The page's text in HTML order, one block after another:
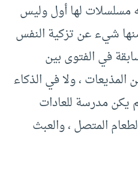
لها أول وليس
شيء عن تزكية النفس
في الفتوى بين
المذيعات ، ولا في الذكاء
يكن مدرسة للعادات
المتصل ، والعبث